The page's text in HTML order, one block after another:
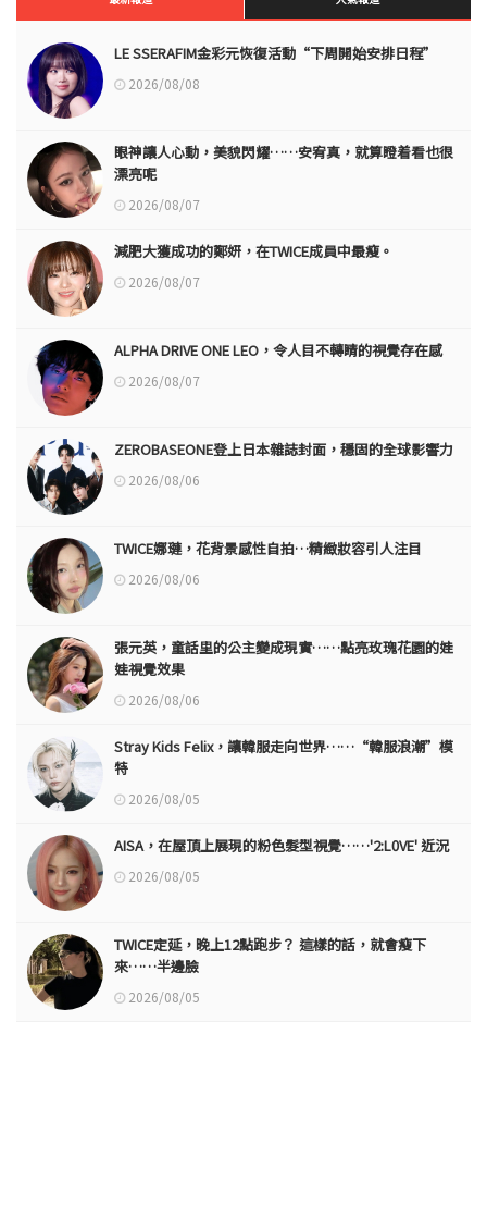
LE SSERAFIM金彩元恢復活動“下周開始安排日程”
2026/08/08
眼神讓人心動，美貌閃耀……安宥真，就算瞪着看也很
漂亮呢
2026/08/07
減肥大獲成功的鄭妍，在TWICE成員中最瘦。
2026/08/07
ALPHA DRIVE ONE LEO，令人目不轉睛的視覺存在感
2026/08/07
ZEROBASEONE登上日本雜誌封面，穩固的全球影響力
2026/08/06
TWICE娜璉，花背景感性自拍…精緻妝容引人注目
2026/08/06
張元英，童話里的公主變成現實……點亮玫瑰花園的娃
娃視覺效果
2026/08/06
Stray Kids Felix，讓韓服走向世界……“韓服浪潮”模
特
2026/08/05
AISA，在屋頂上展現的粉色髮型視覺……'2:L0VE' 近況
2026/08/05
TWICE定延，晚上12點跑步？ 這樣的話，就會瘦下
來……半邊臉
2026/08/05